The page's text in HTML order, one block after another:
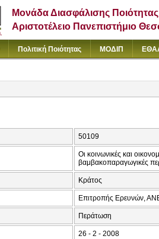
Μονάδα Διασφάλισης Ποιότητας
Αριστοτέλειο Πανεπιστήμιο
Πολιτική Ποιότητας ΜΟΔΙΠ
50109
Οι κοινωνικές και
βαμβακοπαραγωγικές
Κράτος
Επιτροπής Ερευνών,
Περάτωση
26 - 2 - 2008